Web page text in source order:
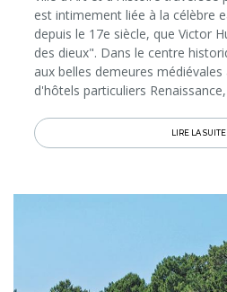
est intimement liée à la célèbre
depuis le 17e siècle, que Victor
des dieux". Dans le centre
aux belles demeures
d'hôtels particuliers
château de François 1er, le
jardins de l'Hôtel de Ville... Mais
Bordeaux), qui donne à la
LIRE LA SUITE